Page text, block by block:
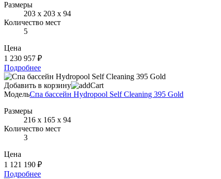
Размеры
203 х 203 х 94
Количество мест
5
Цена
1 230 957 ₽
Подробнее
Добавить в корзину
МодельСпа бассейн Hydropool Self Cleaning 395 Gold
Размеры
216 х 165 х 94
Количество мест
3
Цена
1 121 190 ₽
Подробнее